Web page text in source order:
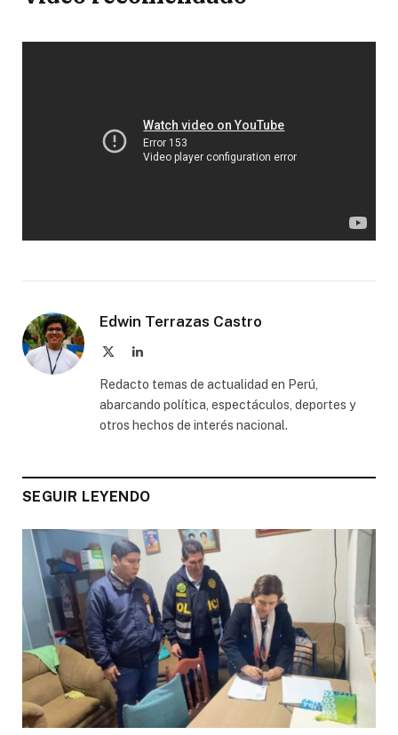
Edwin Terrazas Castro
LinkedIn
Redacto temas de actualidad en Perú,
abarcando política, espectáculos, deportes y
otros hechos de interés nacional.
SEGUIR LEYENDO